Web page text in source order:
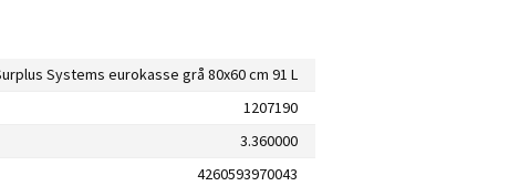
Systems eurokasse grå 80x60 cm 91 L
1207190
3.360000
4260593970043